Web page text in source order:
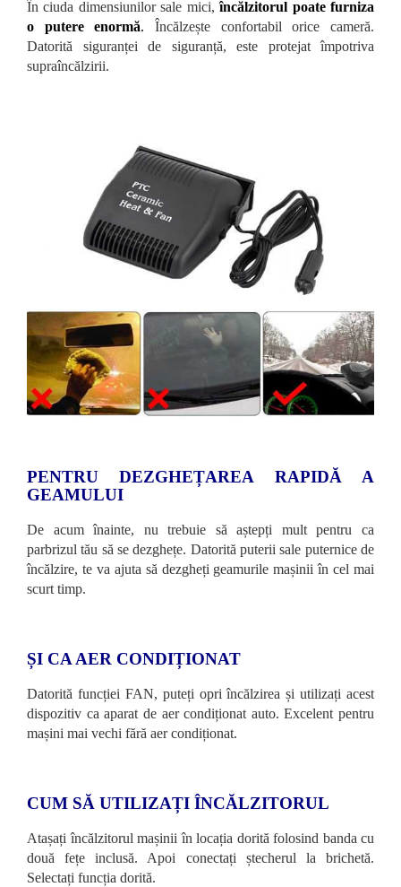
În ciuda dimensiunilor sale mici, încălzitorul poate furniza
o putere enormă. Încălzește confortabil orice cameră.
Datorită siguranței de siguranță, este protejat împotriva
supraîncălzirii.
PENTRU DEZGHEȚAREA RAPIDĂ A
GEAMULUI
De acum înainte, nu trebuie să aștepți mult pentru ca
parbrizul tău să se dezghețe. Datorită puterii sale puternice de
încălzire, te va ajuta să dezgheți geamurile mașinii în cel mai
scurt timp.
ȘI CA AER CONDIȚIONAT
Datorită funcției FAN, puteți opri încălzirea și utilizați acest
dispozitiv ca aparat de aer condiționat auto. Excelent pentru
mașini mai vechi fără aer condiționat.
CUM SĂ UTILIZAȚI ÎNCĂLZITORUL
Atașați încălzitorul mașinii în locația dorită folosind banda cu
două fețe inclusă. Apoi conectați ștecherul la brichetă.
Selectați funcția dorită.